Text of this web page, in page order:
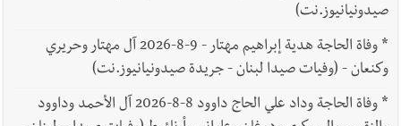
صيدونيانيوز.نت)
*
وفاة الحاجة هدية إبراهيم مهتار - 9-8-2026 آل مهتار وحريري
وكنعان - (وفيات صيدا لبنان - جريدة صيدونيانيوز.نت)
*
وفاة الحاجة وداد علي الحاج داوود 8-8-2026 آل الأحمد وداوود